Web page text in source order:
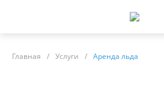
Главная / Услуги / Аренда льда